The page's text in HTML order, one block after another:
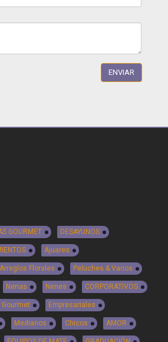
GOURMET DESAYUNOS
Ajuares
Arreglos Florales Peluches & Varios
Nenas Nenes CORPORATIVOS
Gourmet Empresariales
Medianos Chicos AMOR